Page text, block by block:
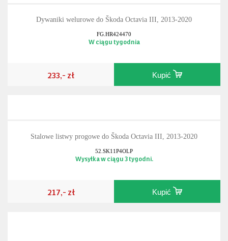
Dywaniki welurowe do Škoda Octavia III, 2013-2020
FG.HR424470
W ciągu tygodnia
233,- zł Kupić
Stalowe listwy progowe do Škoda Octavia III, 2013-2020
52.SK11P4OLP
Wysyłka w ciągu 3 tygodni.
217,- zł Kupić